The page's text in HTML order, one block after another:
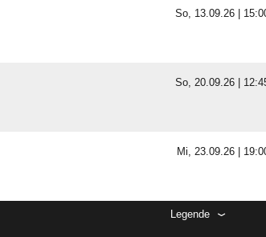
So, 13.09.26 |
So, 20.09.26 |
Mi, 23.09.26 |
Legende